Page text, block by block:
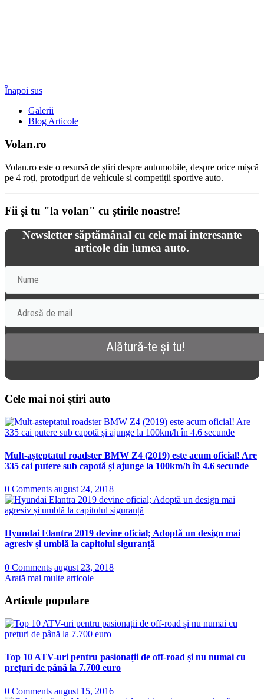
Înapoi sus
Galerii
Blog Articole
Volan.ro
Volan.ro este o resursă de știri despre automobile, despre orice mișcă
pe 4 roți, prototipuri de vehicule si competiții sportive auto.
Fii şi tu "la volan" cu ştirile noastre!
Newsletter săptămânal cu cele mai interesante
articole din lumea auto.
Cele mai noi știri auto
Mult-așteptatul roadster BMW Z4 (2019) este acum oficial! Are
335 cai putere sub capotă și ajunge la 100km/h în 4.6 secunde
0 Comments august 24, 2018
Hyundai Elantra 2019 devine oficial; Adoptă un design mai
agresiv și umblă la capitolul siguranță
0 Comments august 23, 2018
Arată mai multe articole
Articole populare
Top 10 ATV-uri pentru pasionații de off-road și nu numai cu
prețuri de până la 7.700 euro
0 Comments august 15, 2016